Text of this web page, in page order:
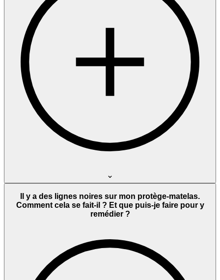
Il y a des lignes noires sur mon protège-matelas.
Comment cela se fait-il ? Et que puis-je faire pour y
remédier ?